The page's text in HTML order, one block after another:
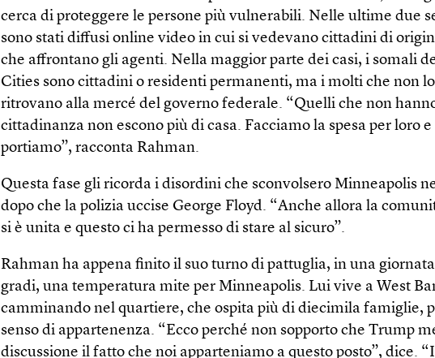
cerca di proteggere le persone più vulnerabili. Nelle ultime due
sono stati diffusi online video in cui si vedevano cittadini di
che affrontano gli agenti. Nella maggior parte dei casi, i somali
Cities sono cittadini o residenti permanenti, ma i molti che non
ritrovano alla mercé del governo federale. “Quelli che non
cittadinanza non escono più di casa. Facciamo la spesa per loro
portiamo”, racconta Rahman.
Questa fase gli ricorda i disordini che sconvolsero Minneapolis
dopo che la polizia uccise George Floyd. “Anche allora la
si è unita e questo ci ha permesso di stare al sicuro”.
Rahman ha appena finito il suo turno di pattuglia, in una giornata
gradi, una temperatura mite per Minneapolis. Lui vive a West
camminando nel quartiere, che ospita più di diecimila famiglie,
senso di appartenenza. “Ecco perché non sopporto che Trump
discussione il fatto che noi apparteniamo a questo posto”, dice.